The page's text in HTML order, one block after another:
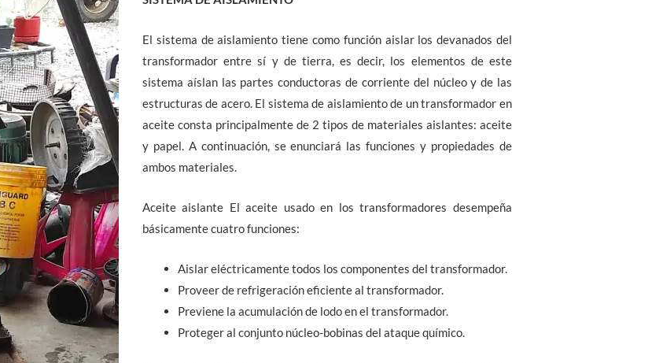
El sistema de aislamiento tiene como función aislar los devanados del
transformador entre sí y de tierra, es decir, los elementos de este
sistema aíslan las partes conductoras de corriente del núcleo y de las
estructuras de acero. El sistema de aislamiento de un transformador en
aceite consta principalmente de 2 tipos de materiales aislantes: aceite
y papel. A continuación, se enunciará las funciones y propiedades de
ambos materiales.
Aceite aislante El aceite usado en los transformadores desempeña
básicamente cuatro funciones:
Aislar eléctricamente todos los componentes del transformador.
Proveer de refrigeración eficiente al transformador.
Previene la acumulación de lodo en el transformador.
Proteger al conjunto núcleo-bobinas del ataque químico.